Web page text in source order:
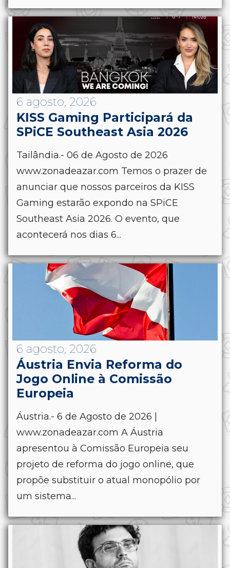
6 agosto, 2026
KISS Gaming Participará da
SPiCE Southeast Asia 2026
Tailândia.- 06 de Agosto de 2026
www.zonadeazar.com Temos o prazer de
anunciar que nossos parceiros da KISS
Gaming estarão expondo na SPiCE
Southeast Asia 2026. O evento, que
acontecerá nos dias 6...
6 agosto, 2026
Áustria Envia Reforma do
Jogo Online à Comissão
Europeia
Áustria.- 6 de Agosto de 2026 |
www.zonadeazar.com A Áustria
apresentou à Comissão Europeia seu
projeto de reforma do jogo online, que
propõe substituir o atual monopólio por
um sistema...